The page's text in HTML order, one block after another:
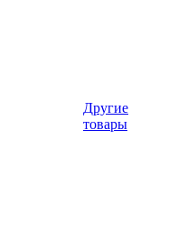
Другие
товары